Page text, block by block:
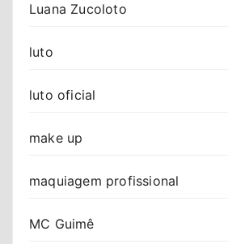
Luana Zucoloto
luto
luto oficial
make up
maquiagem profissional
MC Guimê